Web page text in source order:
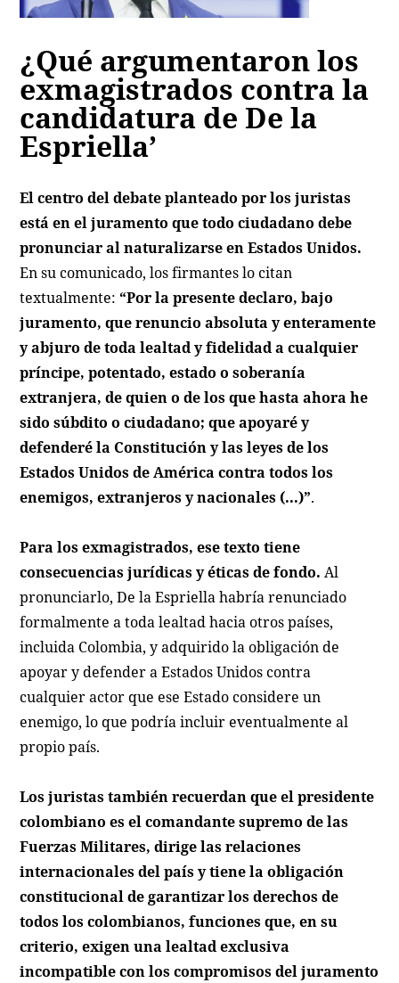
¿Qué argumentaron los
exmagistrados contra la
candidatura de De la
Espriella’
El centro del debate planteado por los juristas
está en el juramento que todo ciudadano debe
pronunciar al naturalizarse en Estados Unidos.
En su comunicado, los firmantes lo citan
textualmente: “Por la presente declaro, bajo
juramento, que renuncio absoluta y enteramente
y abjuro de toda lealtad y fidelidad a cualquier
príncipe, potentado, estado o soberanía
extranjera, de quien o de los que hasta ahora he
sido súbdito o ciudadano; que apoyaré y
defenderé la Constitución y las leyes de los
Estados Unidos de América contra todos los
enemigos, extranjeros y nacionales (...)”.
Para los exmagistrados, ese texto tiene
consecuencias jurídicas y éticas de fondo. Al
pronunciarlo, De la Espriella habría renunciado
formalmente a toda lealtad hacia otros países,
incluida Colombia, y adquirido la obligación de
apoyar y defender a Estados Unidos contra
cualquier actor que ese Estado considere un
enemigo, lo que podría incluir eventualmente al
propio país.
Los juristas también recuerdan que el presidente
colombiano es el comandante supremo de las
Fuerzas Militares, dirige las relaciones
internacionales del país y tiene la obligación
constitucional de garantizar los derechos de
todos los colombianos, funciones que, en su
criterio, exigen una lealtad exclusiva
incompatible con los compromisos del juramento